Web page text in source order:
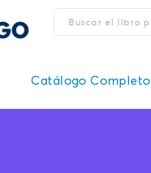
Catálogo Completo